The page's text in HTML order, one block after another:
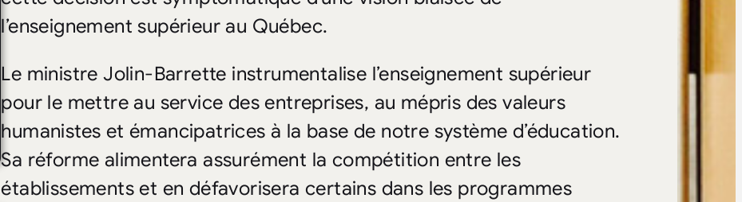
l’enseignement supérieur au Québec.
Le ministre Jolin-Barrette instrumentalise l’enseignement supérieur
pour le mettre au service des entreprises, au mépris des valeurs
humanistes et émancipatrices à la base de notre système d’éducation.
Sa réforme alimentera assurément la compétition entre les
établissements et en défavorisera certains dans les programmes